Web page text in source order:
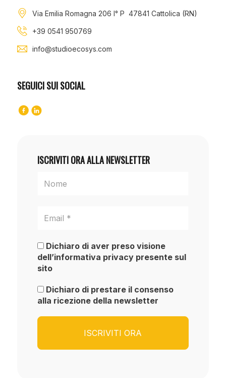
Via Emilia Romagna 206 I° P 47841 Cattolica (RN)
+39 0541 950769
info@studioecosys.com
SEGUICI SUI SOCIAL
ISCRIVITI ORA ALLA NEWSLETTER
Dichiaro di aver preso visione
dell’informativa privacy presente sul
sito
Dichiaro di prestare il consenso
alla ricezione della newsletter